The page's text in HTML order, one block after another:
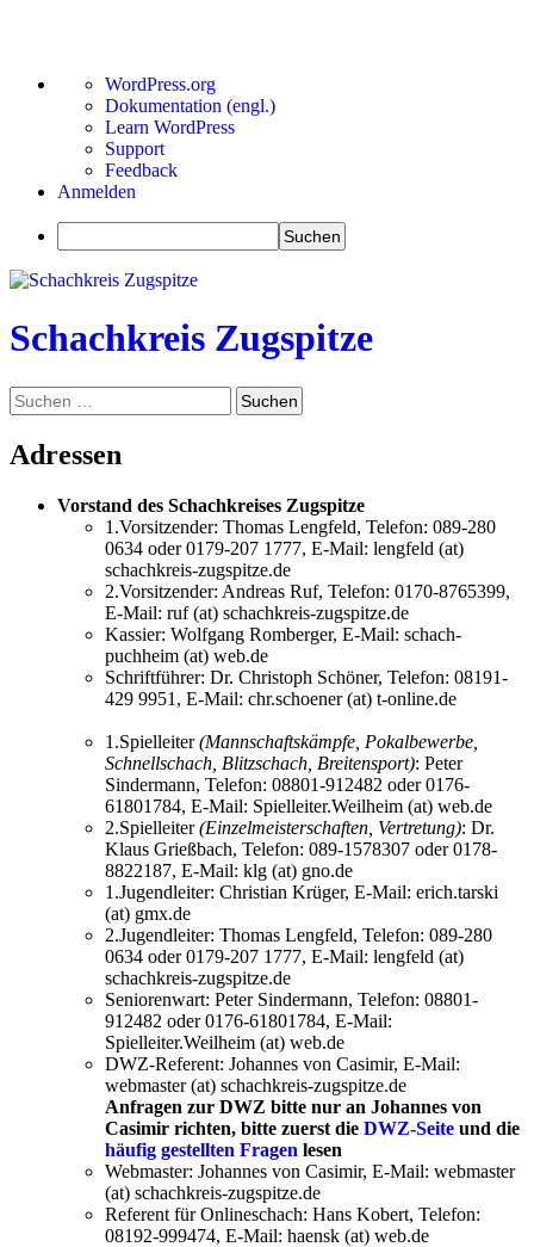
Über
WordPress
WordPress.org
Dokumentation (engl.)
Learn WordPress
Support
Feedback
Anmelden
Suchen
Zum
springen
Schachkreis Zugspitze
Suchen
Suchen
nach:
Adressen
Vorstand des Schachkreises Zugspitze
1.Vorsitzender: Thomas Lengfeld, Telefon: 089-280
0634 oder 0179-207 1777, E-Mail: lengfeld (at)
schachkreis-zugspitze.de
2.Vorsitzender: Andreas Ruf, Telefon: 0170-8765399,
E-Mail: ruf (at) schachkreis-zugspitze.de
Kassier: Wolfgang Romberger, E-Mail: schach-
puchheim (at) web.de
Schriftführer: Dr. Christoph Schöner, Telefon: 08191-
429 9951, E-Mail: chr.schoener (at) t-online.de
1.Spielleiter(Mannschaftskämpfe, Pokalbewerbe,
Schnellschach, Blitzschach, Breitensport): Peter
Sindermann, Telefon: 08801-912482 oder 0176-
61801784, E-Mail: Spielleiter.Weilheim (at) web.de
2.Spielleiter(Einzelmeisterschaften, Vertretung): Dr.
Klaus Grießbach, Telefon: 089-1578307 oder 0178-
8822187, E-Mail: klg (at) gno.de
1.Jugendleiter: Christian Krüger, E-Mail: erich.tarski
(at) gmx.de
2.Jugendleiter: Thomas Lengfeld, Telefon: 089-280
0634 oder 0179-207 1777, E-Mail: lengfeld (at)
schachkreis-zugspitze.de
Seniorenwart: Peter Sindermann, Telefon: 08801-
912482 oder 0176-61801784, E-Mail:
Spielleiter.Weilheim (at) web.de
DWZ-Referent: Johannes von Casimir, E-Mail:
webmaster (at) schachkreis-zugspitze.de
Anfragen zur DWZ bitte nur an Johannes von
Casimir richten, bitte zuerst die DWZ-Seite und die
häufig gestellten Fragen lesen
Webmaster: Johannes von Casimir, E-Mail: webmaster
(at) schachkreis-zugspitze.de
Referent für Onlineschach: Hans Kobert, Telefon:
08192-999474, E-Mail: haensk (at) web.de